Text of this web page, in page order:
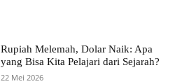
Rupiah Melemah, Dolar Naik: Apa
yang Bisa Kita Pelajari dari Sejarah?
22 Mei 2026